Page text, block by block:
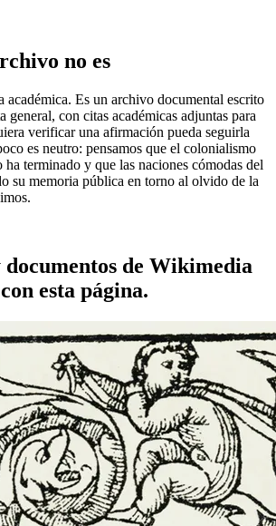
no es
académica. Es un archivo documental escrito
general, con citas académicas adjuntas para
verificar una afirmación pueda seguirla
es neutro: pensamos que el colonialismo
terminado y que las naciones cómodas del
su memoria pública en torno al olvido de la
de Wikimedia
esta página.